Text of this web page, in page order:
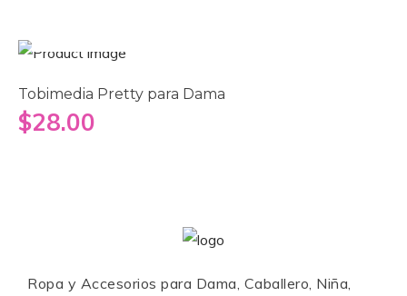
Tobimedia Pretty para Dama
$28.00
Ropa y Accesorios para Dama, Caballero, Niña,